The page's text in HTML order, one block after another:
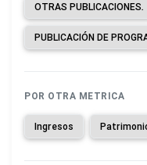
OTRAS PUBLICACIONES.
POR OTRA METRICA
Ingresos